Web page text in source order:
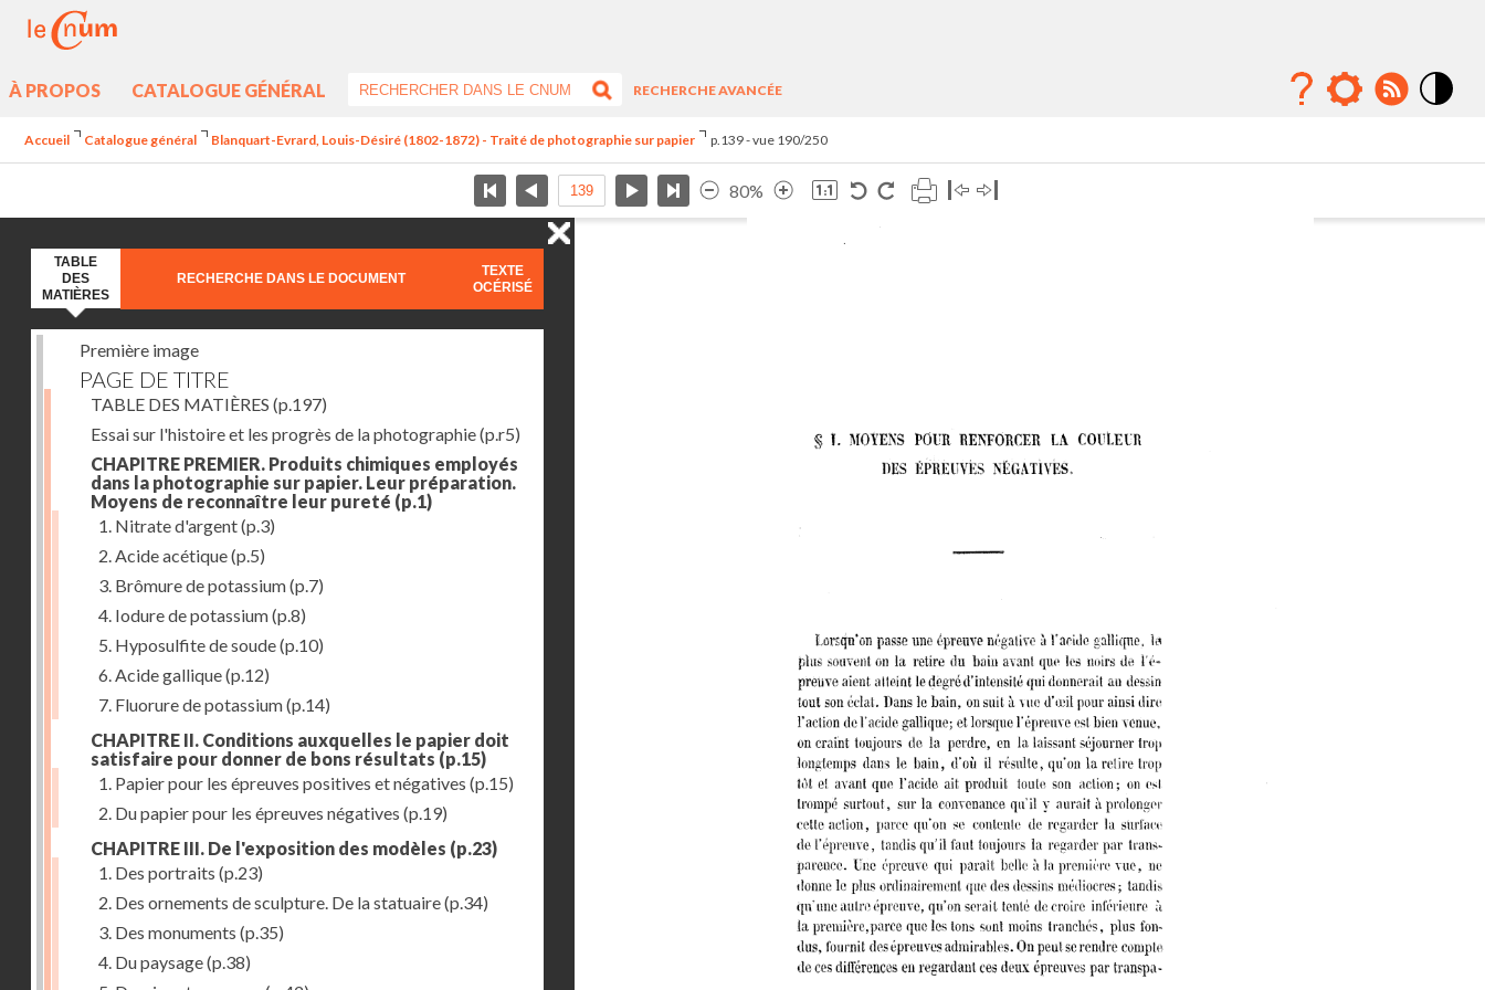
À PROPOS CATALOGUE GÉNÉRAL
RECHERCHE AVANCÉE
Accueil Catalogue général Blanquart-Evrard, Louis-Désiré (1802-1872) - Traité de photographie sur papier p.139 - vue 190/250
80%
TABLE
DES
MATIÈRES
RECHERCHE DANS LE DOCUMENT
TEXTE
OCÉRISÉ
Première image
PAGE DE TITRE
TABLE DES MATIÈRES (p.197)
Essai sur l'histoire et les progrès de la photographie(p.r5)
CHAPITRE PREMIER. Produits chimiques employés
dans la photographie sur papier. Leur préparation.
Moyens de reconnaître leur pureté (p.1)
1. Nitrate d'argent(p.3)
2. Acide acétique(p.5)
3. Brômure de potassium(p.7)
4. Iodure de potassium(p.8)
5. Hyposulfite de soude(p.10)
6. Acide gallique(p.12)
7. Fluorure de potassium(p.14)
CHAPITRE II. Conditions auxquelles le papier doit
satisfaire pour donner de bons résultats (p.15)
1. Papier pour les épreuves positives et négatives (p.15)
2. Du papier pour les épreuves négatives (p.19)
CHAPITRE III. De l'exposition des modèles (p.23)
1. Des portraits (p.23)
2. Des ornements de sculpture. De la statuaire(p.34)
3. Des monuments (p.35)
4. Du paysage(p.38)